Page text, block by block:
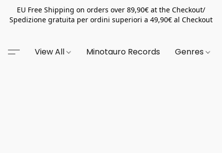
EU Free Shipping on orders over 89,90€ at the Checkout/
Spedizione gratuita per ordini superiori a 49,90€ al Checkout
View All Minotauro Records Genres